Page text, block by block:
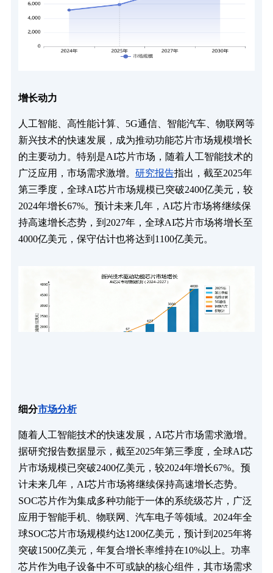
增长动力
人工智能、高性能计算、5G通信、智能汽车、物联网等
新兴技术的快速发展，成为推动功能芯片市场规模增长
的主要动力。特别是AI芯片市场，随着人工智能技术的
广泛应用，市场需求激增。 研究报告指出，截至2025年
第三季度，全球AI芯片市场规模已突破2400亿美元，较
2024年增长67%。预计未来几年，AI芯片市场将继续保
持高速增长态势，到2027年，全球AI芯片市场将增长至
4000亿美元，保守估计也将达到1100亿美元。
细分市场分析
随着人工智能技术的快速发展，AI芯片市场需求激增。
据研究报告数据显示，截至2025年第三季度，全球AI芯
片市场规模已突破2400亿美元，较2024年增长67%。预
计未来几年，AI芯片市场将继续保持高速增长态势。
SOC芯片作为集成多种功能于一体的系统级芯片，广泛
应用于智能手机、物联网、汽车电子等领域。2024年全
球SOC芯片市场规模约达1200亿美元，预计到2025年将
突破1500亿美元，年复合增长率维持在10%以上。功率
芯片作为电子设备中不可或缺的核心组件，其市场需求